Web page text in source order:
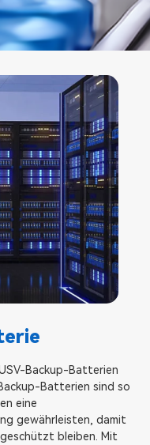
Backup-Batterien
Batterien sind so
eine
gewährleisten, damit
bleiben. Mit